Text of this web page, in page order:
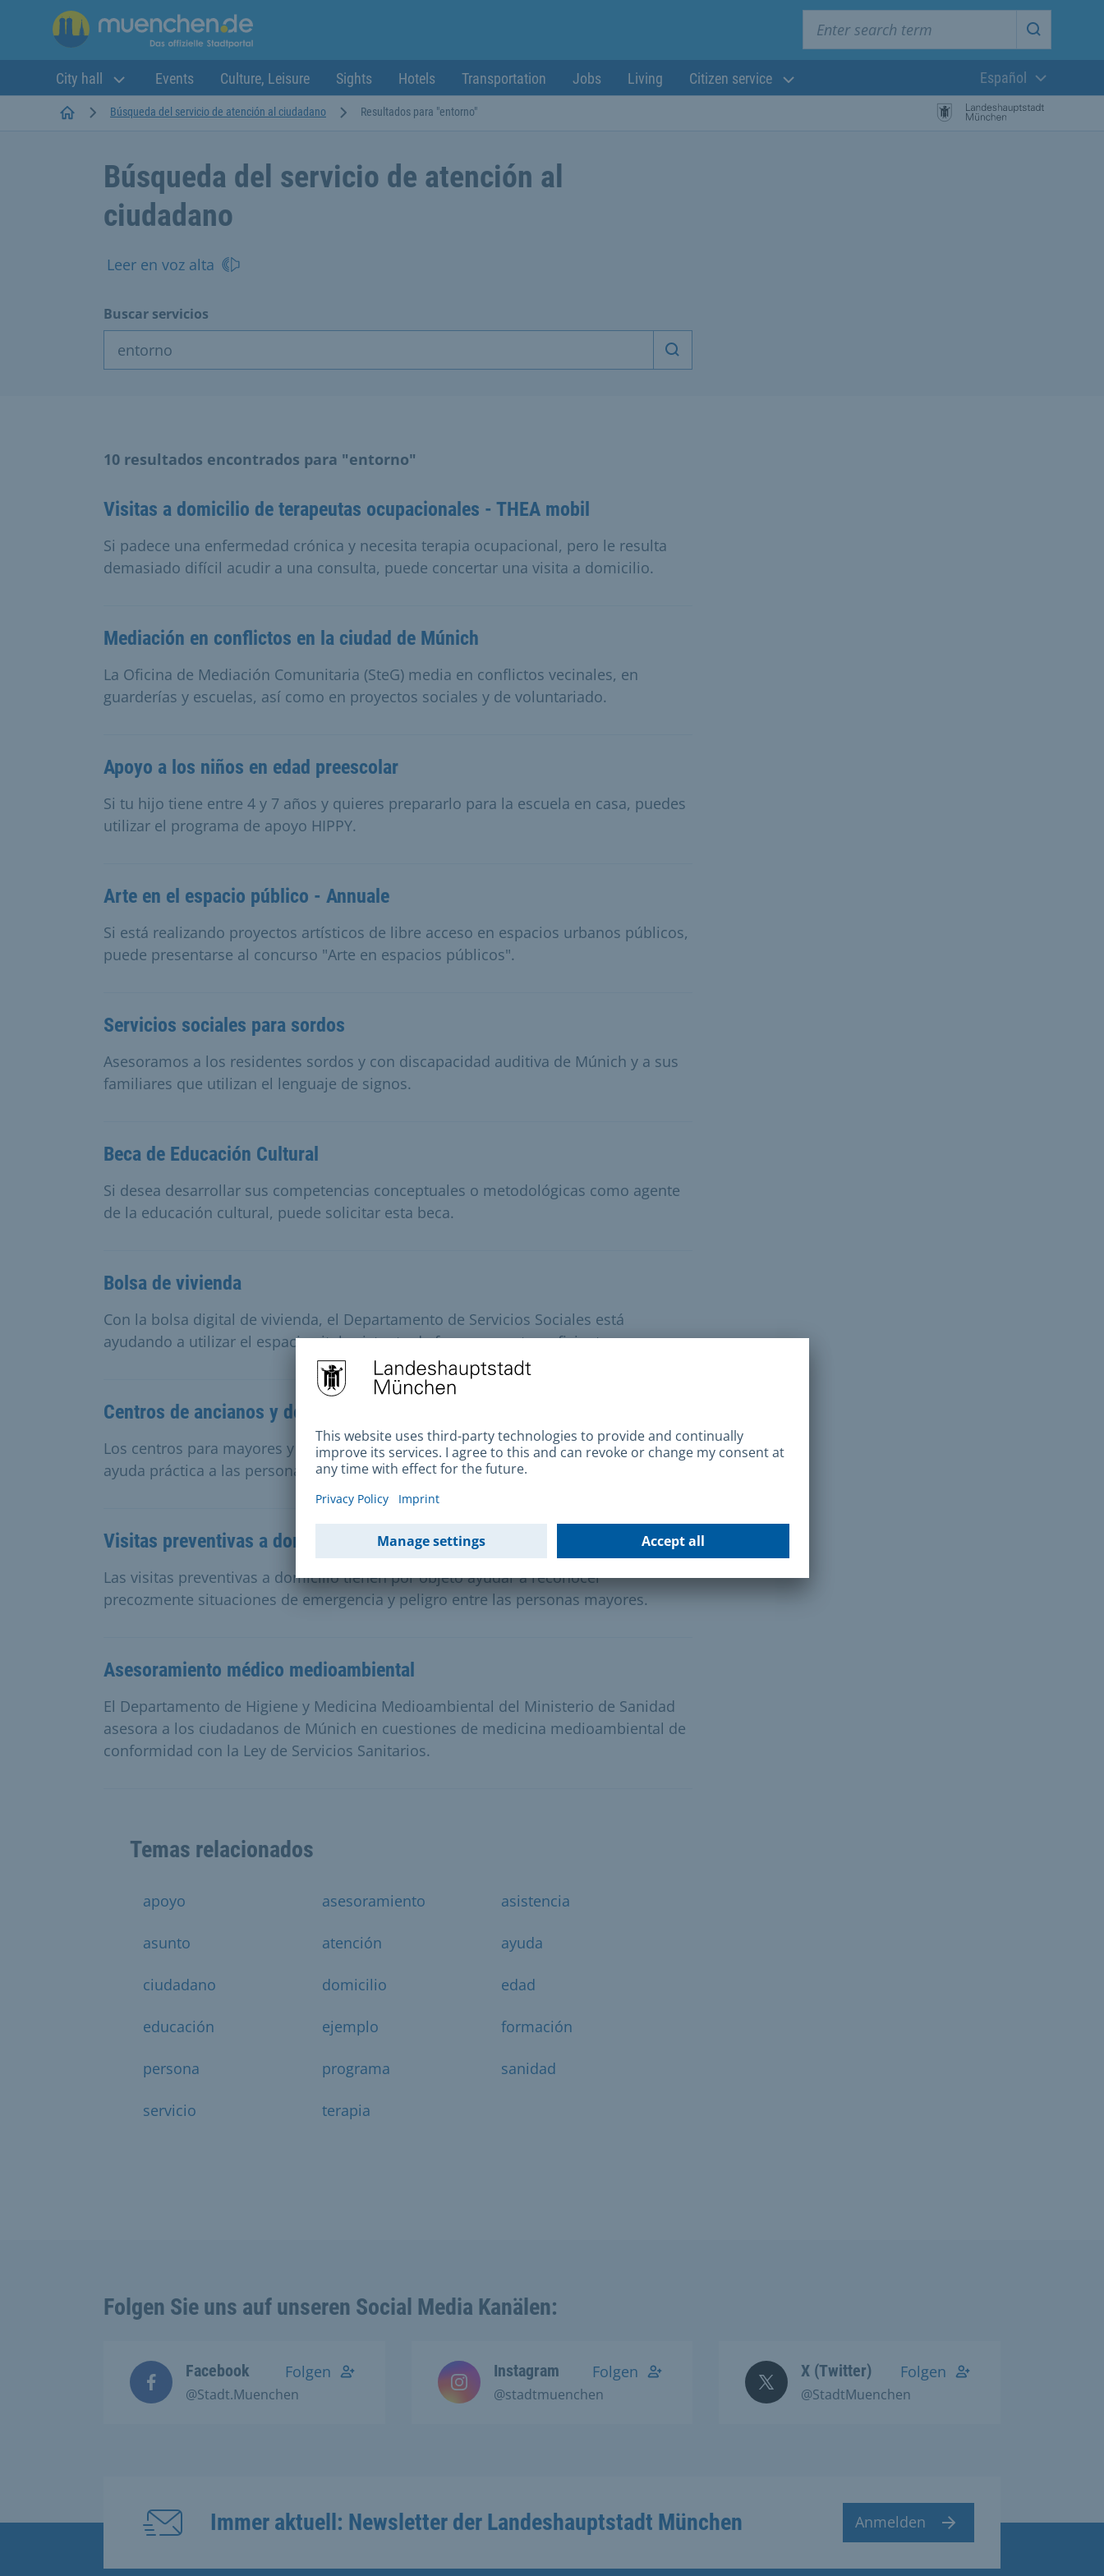
Start
City hall Events Culture, Leisure Sights Hotels Transportation Jobs Living Citizen service
Lengua actual:
Español
StartseiteBúsqueda del servicio de atención al ciudadano Resultados para "entorno"
Búsqueda del servicio de atención al
ciudadano
Leer en voz alta
Buscar servicios
Iniciar búsqueda
10 resultados encontrados para "entorno"
Visitas a domicilio de terapeutas ocupacionales - THEA mobil
Si padece una enfermedad crónica y necesita terapia ocupacional, pero le resulta
demasiado difícil acudir a una consulta, puede concertar una visita a domicilio.
Mediación en conflictos en la ciudad de Múnich
La Oficina de Mediación Comunitaria (SteG) media en conflictos vecinales, en
guarderías y escuelas, así como en proyectos sociales y de voluntariado.
Apoyo a los niños en edad preescolar
Si tu hijo tiene entre 4 y 7 años y quieres prepararlo para la escuela en casa, puedes
utilizar el programa de apoyo HIPPY.
Arte en el espacio público - Annuale
Si está realizando proyectos artísticos de libre acceso en espacios urbanos públicos,
puede presentarse al concurso "Arte en espacios públicos".
Servicios sociales para sordos
Asesoramos a los residentes sordos y con discapacidad auditiva de Múnich y a sus
familiares que utilizan el lenguaje de signos.
Beca de Educación Cultural
Si desea desarrollar sus competencias conceptuales o metodológicas como agente
de la educación cultural, puede solicitar esta beca.
Bolsa de vivienda
Con la bolsa digital de vivienda, el Departamento de Servicios Sociales está
ayudando a utilizar el espacio vital existente de forma sensata y eficiente.
Centros de ancianos y de servicios (ASZ)
Los centros para mayores y los centros de servicios ofrecen asesoramiento local y
ayuda práctica a las personas mayores y sus familiares.
Visitas preventivas a domicilio para personas mayores
Las visitas preventivas a domicilio tienen por objeto ayudar a reconocer
precozmente situaciones de emergencia y peligro entre las personas mayores.
Asesoramiento médico medioambiental
El Departamento de Higiene y Medicina Medioambiental del Ministerio de Sanidad
asesora a los ciudadanos de Múnich en cuestiones de medicina medioambiental de
conformidad con la Ley de Servicios Sanitarios.
Temas relacionados
apoyo asesoramiento asistencia
asunto atención ayuda
ciudadano domicilio edad
educación ejemplo formación
persona programa sanidad
servicio terapia
Folgen Sie uns auf unseren Social Media Kanälen:
Facebook
@Stadt.Muenchen
Folgen Instagram
@stadtmuenchen
Folgen X (Twitter)
@StadtMuenchen
Folgen
Immer aktuell: Newsletter der Landeshauptstadt München Anmelden